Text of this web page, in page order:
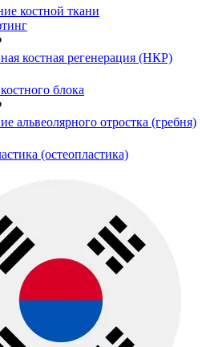
костной ткани
костная регенерация (НКР)
блока
альвеолярного отростка (гребня)
(остеопластика)